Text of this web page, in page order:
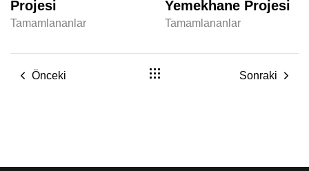
Projesi
Tamamlananlar
Yemekhane Projesi
Tamamlananlar
Önceki Sonraki